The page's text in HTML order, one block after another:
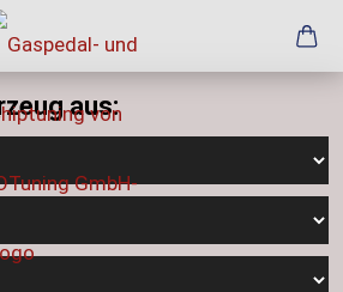
aus: